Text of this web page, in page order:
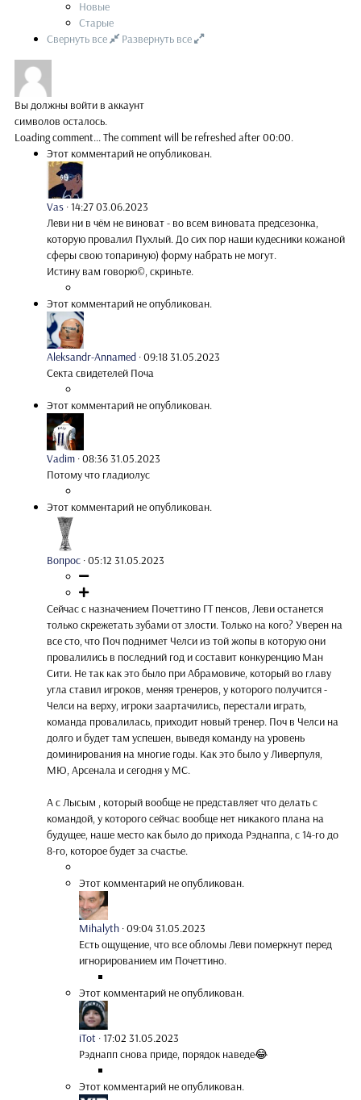
Новые
Старые
Свернуть все
Развернуть все
Вы должны войти в аккаунт
символов осталось.
Loading comment...The comment will be refreshed after00:00.
Этот комментарий не опубликован.
Vas ·14:27 03.06.2023
Леви ни в чём не виноват - во всем виновата предсезонка,
которую провалил Пухлый. До сих пор наши кудесники кожаной
сферы свою топариную) форму набрать не могут.
Истину вам говорю©, скриньте.
Этот комментарий не опубликован.
Aleksandr-Annamed ·09:18 31.05.2023
Секта свидетелей Поча
Этот комментарий не опубликован.
Vadim ·08:36 31.05.2023
Потому что гладиолус
Этот комментарий не опубликован.
Вопрос ·05:12 31.05.2023
Сейчас с назначением Почеттино ГТ пенсов, Леви останется
только скрежетать зубами от злости. Только на кого? Уверен на
все сто, что Поч поднимет Челси из той жопы в которую они
провалились в последний год и составит конкуренцию Ман
Сити. Не так как это было при Абрамовиче, который во главу
угла ставил игроков, меняя тренеров, у которого получится -
Челси на верху, игроки заартачились, перестали играть,
команда провалилась, приходит новый тренер. Поч в Челси на
долго и будет там успешен, выведя команду на уровень
доминирования на многие годы. Как это было у Ливерпуля,
МЮ, Арсенала и сегодня у МС.
А с Лысым , который вообще не представляет что делать с
командой, у которого сейчас вообще нет никакого плана на
будущее, наше место как было до прихода Рэднаппа, с 14-го до
8-го, которое будет за счастье.
Этот комментарий не опубликован.
Mihalyth ·09:04 31.05.2023
Есть ощущение, что все обломы Леви померкнут перед
игнорированием им Почеттино.
Этот комментарий не опубликован.
iTot ·17:02 31.05.2023
Рэднапп снова приде, порядок наведе😂
Этот комментарий не опубликован.